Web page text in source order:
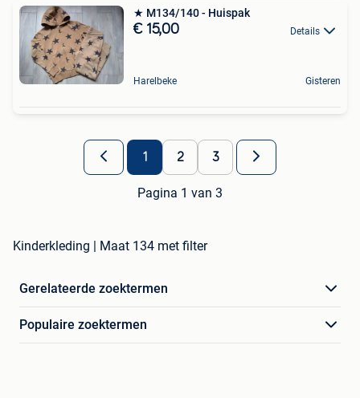
★ M134/140 - Huispak
€ 15,00 Details
Harelbeke Gisteren
1 2 3
Pagina 1 van 3
Kinderkleding | Maat 134 met filter
Gerelateerde zoektermen
Populaire zoektermen